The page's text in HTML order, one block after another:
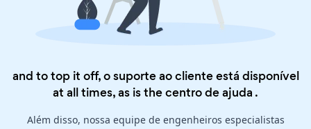
and to top it off, o suporte ao cliente está disponível
at all times, as is thecentro de ajuda .
Além disso, nossa equipe de engenheiros especialistas